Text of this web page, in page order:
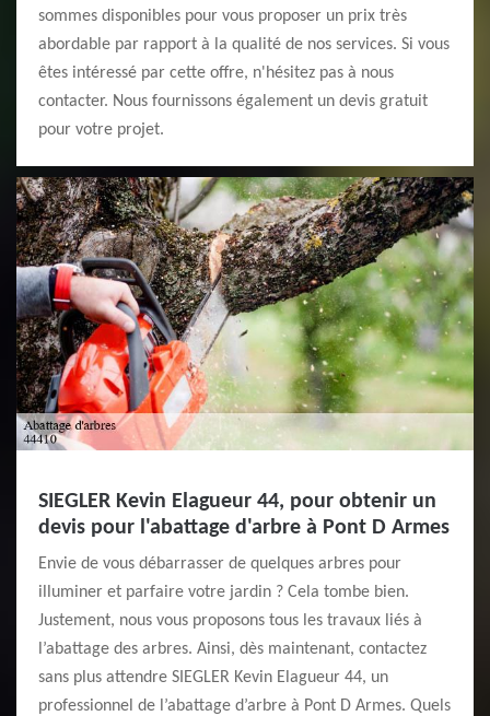
sommes disponibles pour vous proposer un prix très
abordable par rapport à la qualité de nos services. Si vous
êtes intéressé par cette offre, n'hésitez pas à nous
contacter. Nous fournissons également un devis gratuit
pour votre projet.
SIEGLER Kevin Elagueur 44, pour obtenir un
devis pour l'abattage d'arbre à Pont D Armes
Envie de vous débarrasser de quelques arbres pour
illuminer et parfaire votre jardin ? Cela tombe bien.
Justement, nous vous proposons tous les travaux liés à
l’abattage des arbres. Ainsi, dès maintenant, contactez
sans plus attendre SIEGLER Kevin Elagueur 44, un
professionnel de l’abattage d’arbre à Pont D Armes. Quels